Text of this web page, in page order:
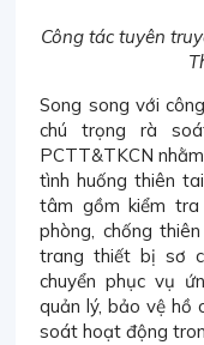
Công tác tuyên
Song song với
chú trọng rà
PCTT&TKCN
tình huống thiên
tâm gồm kiểm
phòng, chống
trang thiết bị sơ
chuyển phục vụ
quản lý, bảo vệ hồ
soát hoạt động